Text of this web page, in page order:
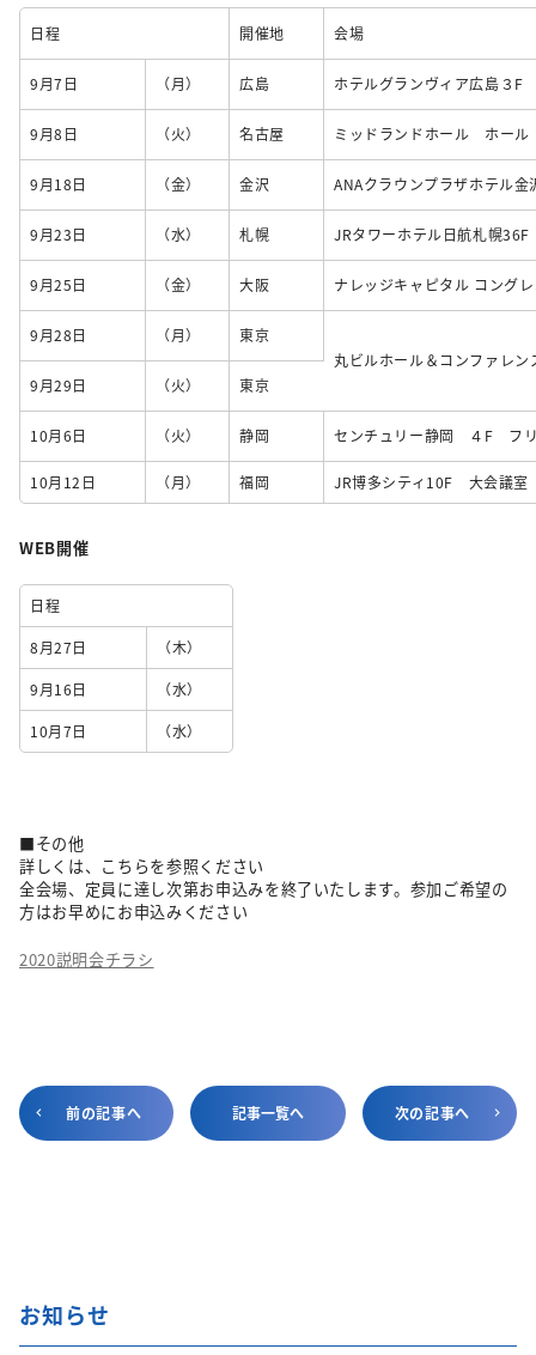
日程 開催地 会場
9月7日 （月） 広島 ホテルグランヴィア広島３
9月8日 （火） 名古屋 ミッドランドホール ホール
9月18日 （金） 金沢 ANAクラウンプラザホテル
9月23日 （水） 札幌 JRタワーホテル日航札幌
9月25日 （金） 大阪 ナレッジキャピタル コング
9月28日 （月）
東京
丸ビルホール＆コンファレ
9月29日
（火） 東京
10月6日 （火） 静岡 センチュリー静岡 ４F フ
10月12日 （月） 福岡 JR博多シティ10F 大会議室
WEB開催
日程
8月27日 （木）
9月16日 （水）
10月7日 （水）
■その他
詳しくは、こちらを参照ください
全会場、定員に達し次第お申込みを終了いたします。参加ご希望の
方はお早めにお申込みください
2020説明会チラシ
前の記事へ 記事一覧へ 次の記事へ
お知らせ